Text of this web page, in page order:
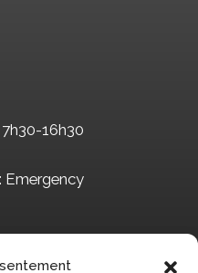
16h30
Emergency